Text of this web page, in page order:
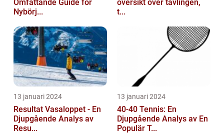
Omfattande Guide för
Nybörj...
översikt över tävlingen,
t...
13 januari 2024
Resultat Vasaloppet - En
Djupgående Analys av
Resu...
13 januari 2024
40-40 Tennis: En
Djupgående Analys av En
Populär T...